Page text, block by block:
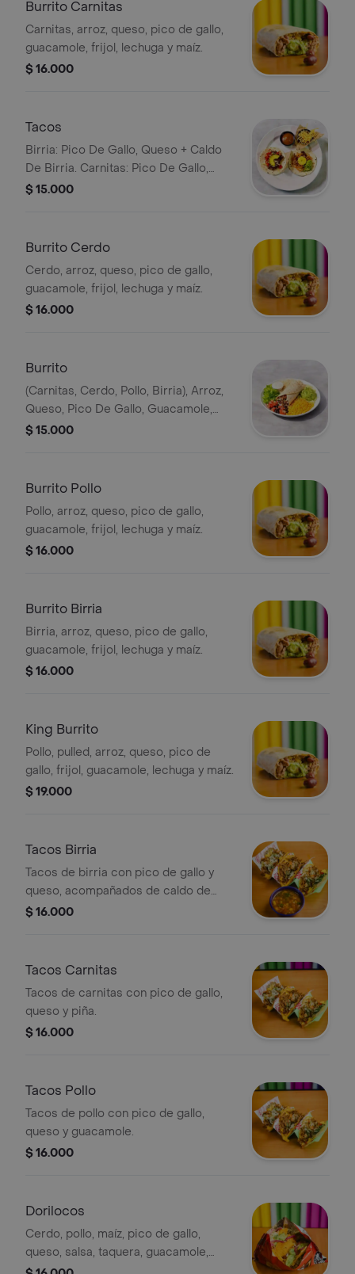
Burrito Carnitas
Carnitas, arroz, queso, pico de gallo,
guacamole, frijol, lechuga y maíz.
$ 16.000
Tacos
Birria: Pico De Gallo, Queso + Caldo
De Birria. Carnitas: Pico De Gallo,
Queso Y Pina. Pollo: Pico De Gallo,
$ 15.000
Burrito Cerdo
Cerdo, arroz, queso, pico de gallo,
guacamole, frijol, lechuga y maíz.
$ 16.000
Burrito
(Carnitas, Cerdo, Pollo, Birria), Arroz,
Queso, Pico De Gallo, Guacamole,
Frijol, Lechuga Y Maiz.
$ 15.000
Burrito Pollo
Pollo, arroz, queso, pico de gallo,
guacamole, frijol, lechuga y maíz.
$ 16.000
Burrito Birria
Birria, arroz, queso, pico de gallo,
guacamole, frijol, lechuga y maíz.
$ 16.000
King Burrito
Pollo, pulled, arroz, queso, pico de
gallo, frijol, guacamole, lechuga y maíz.
$ 19.000
Tacos Birria
Tacos de birria con pico de gallo y
queso, acompañados de caldo de
birria.
$ 16.000
Tacos Carnitas
Tacos de carnitas con pico de gallo,
queso y piña.
$ 16.000
Tacos Pollo
Tacos de pollo con pico de gallo,
queso y guacamole.
$ 16.000
Dorilocos
Cerdo, pollo, maíz, pico de gallo,
queso, salsa, taquera, guacamole,
lechuga, pasta de frijol.